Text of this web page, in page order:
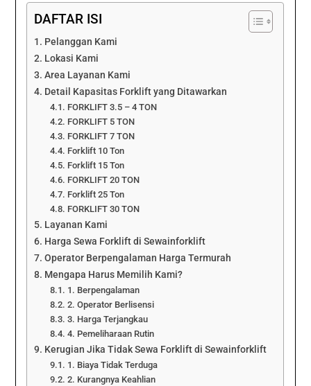
DAFTAR ISI
Pelanggan Kami
Lokasi Kami
Area Layanan Kami
Detail Kapasitas Forklift yang Ditawarkan
FORKLIFT 3.5 – 4 TON
FORKLIFT 5 TON
FORKLIFT 7 TON
Forklift 10 Ton
Forklift 15 Ton
FORKLIFT 20 TON
Forklift 25 Ton
FORKLIFT 30 TON
Layanan Kami
Harga Sewa Forklift di Sewainforklift
Operator Berpengalaman Harga Termurah
Mengapa Harus Memilih Kami?
1. Berpengalaman
2. Operator Berlisensi
3. Harga Terjangkau
4. Pemeliharaan Rutin
Kerugian Jika Tidak Sewa Forklift di Sewainforklift
1. Biaya Tidak Terduga
2. Kurangnya Keahlian